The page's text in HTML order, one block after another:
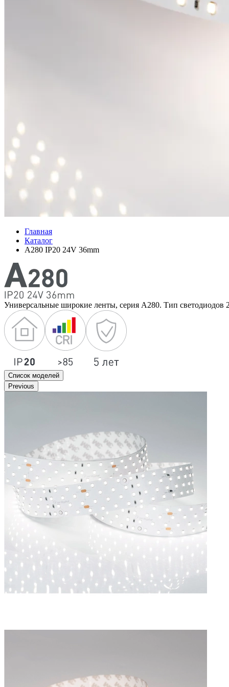
Главная
Каталог
A280 IP20 24V 36mm
Универсальные широкие ленты, серия A280. Тип
Список моделей
Previous